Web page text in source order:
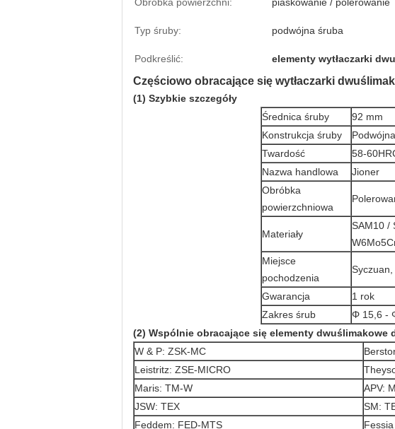
Typ śruby: podwójna śruba
Podkreślić: elementy wytłaczarki
Częściowo obracające się wytłaczarki
(1) Szybkie szczegóły
Średnica śruby
92 mm
Konstrukcja śruby
Twardość
58-
Nazwa handlowa
Jioner
Obróbka
powierzchniowa
Materiały
SAM10 /
Miejsce
pochodzenia
Syczuan,
Gwarancja
1 rok
Zakres śrub
Φ 15,6 -
(2) Wspólnie obracające się elementy dwuślimakowe
W & P: ZSK-MC
Leistritz: ZSE-MICRO
Maris: TM-W
APV:
JSW: TEX
SM:
Feddem: FED-MTS